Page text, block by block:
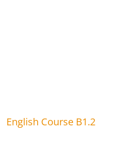
English Course B1.2